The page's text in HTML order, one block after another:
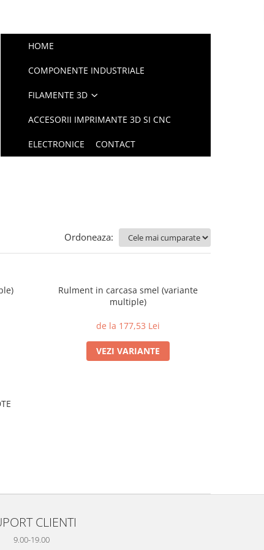
HOME
COMPONENTE INDUSTRIALE
FILAMENTE 3D
ACCESORII IMPRIMANTE 3D SI CNC
ELECTRONICE CONTACT
Ordoneaza:
Rulment in carcasa smel (variante
multiple)
de la 177,53 Lei
VEZI VARIANTE
CLIENTI
9.00-19.00